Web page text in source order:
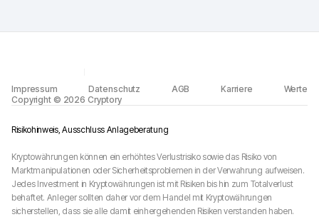
Copyright © 2026 Cryptory
Impressum Datenschutz AGB Karriere Werte
Risikohinweis, Ausschluss Anlageberatung
Kryptowährungen können ein erhöhtes Verlustrisiko sowie das Risiko von
Marktmanipulationen oder Sicherheitsproblemen in der Verwahrung aufweisen.
Jedes Investment in Kryptowährungen ist mit Risiken bis hin zum Totalverlust
behaftet. Anleger sollten daher vor dem Handel mit Kryptowährungen
sicherstellen, dass sie alle damit einhergehenden Risiken verstanden haben.